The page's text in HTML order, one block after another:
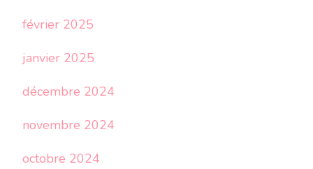
février 2025
janvier 2025
décembre 2024
novembre 2024
octobre 2024